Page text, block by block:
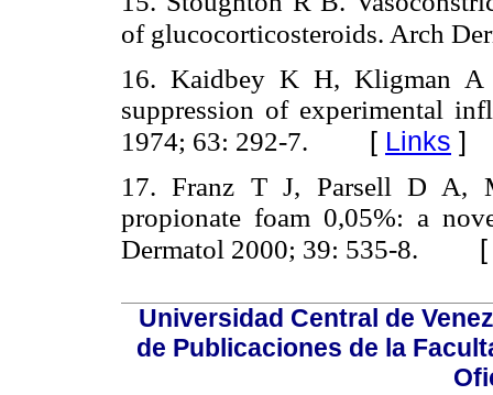
of glucocorticosteroids. Arch
16. Kaidbey K H, Kligman A
suppression of experimental
1974; 63: 292-7. [ Links ]
17. Franz T J, Parsell D A,
propionate foam 0,05%: a
Dermatol 2000; 39: 535-8.
Universidad Central de
de Publicaciones de la